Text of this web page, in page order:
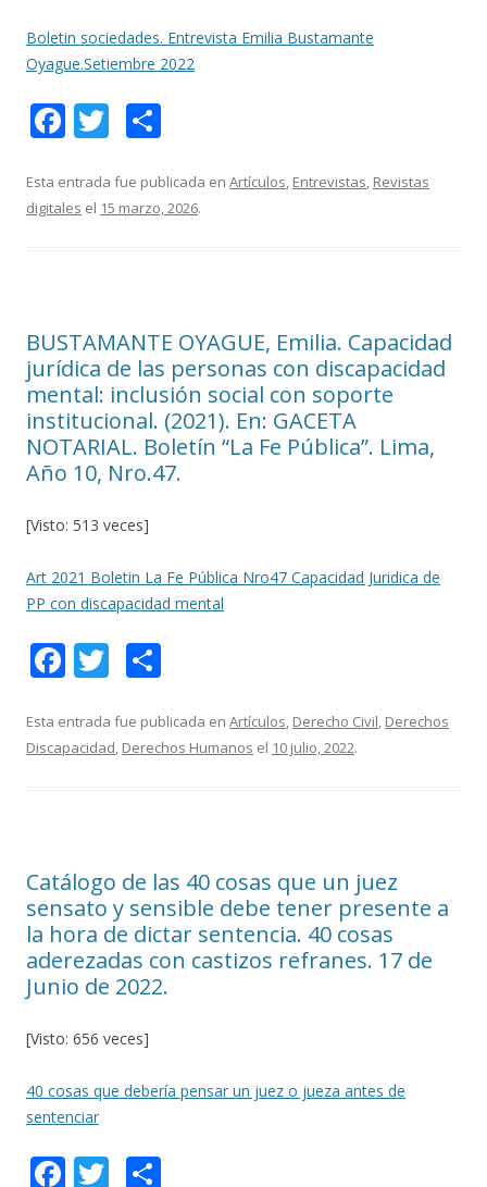
Boletin sociedades. Entrevista Emilia Bustamante
Oyague.Setiembre 2022
F
e
b
k
T
itt
er
m
p
r
Esta entrada fue publicada en Artículos, Entrevistas, Revistas
digitales el 15 marzo, 2026.
BUSTAMANTE OYAGUE, Emilia. Capacidad
jurídica de las personas con discapacidad
mental: inclusión social con soporte
institucional. (2021). En: GACETA
NOTARIAL. Boletín “La Fe Pública”. Lima,
Año 10, Nro.47.
[Visto: 513 veces]
Art 2021 Boletin La Fe Pública Nro47 Capacidad Juridica de
PP con discapacidad mental
F
e
b
k
T
itt
er
m
p
r
Esta entrada fue publicada en Artículos, Derecho Civil, Derechos
Discapacidad, Derechos Humanos el 10 julio, 2022.
Catálogo de las 40 cosas que un juez
sensato y sensible debe tener presente a
la hora de dictar sentencia. 40 cosas
aderezadas con castizos refranes. 17 de
Junio de 2022.
[Visto: 656 veces]
40 cosas que debería pensar un juez o jueza antes de
sentenciar
F T